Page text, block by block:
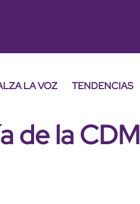
LA VOZ TENDENCIAS
de la